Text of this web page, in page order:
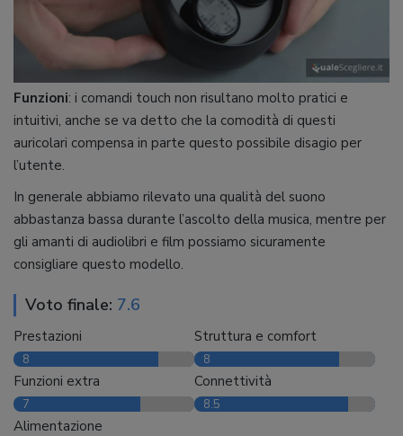
Funzioni: i comandi touch non risultano molto pratici e
intuitivi, anche se va detto che la comodità di questi
auricolari compensa in parte questo possibile disagio per
l’utente.
In generale abbiamo rilevato una qualità del suono
abbastanza bassa durante l’ascolto della musica, mentre per
gli amanti di audiolibri e film possiamo sicuramente
consigliare questo modello.
Voto finale: 7.6
Prestazioni
8
Struttura e comfort
8
Funzioni extra
7
Connettività
8.5
Alimentazione